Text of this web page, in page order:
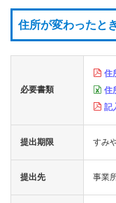
健
保
の
給
付
康
健康
健康
相談
住所が変わったと
必要書類
住
住
記
提出期限 すみ
提出先 事業